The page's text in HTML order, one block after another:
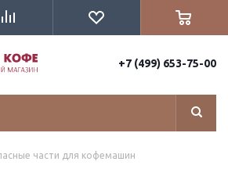
+7 (499) 653-75-00
части для кофемашин